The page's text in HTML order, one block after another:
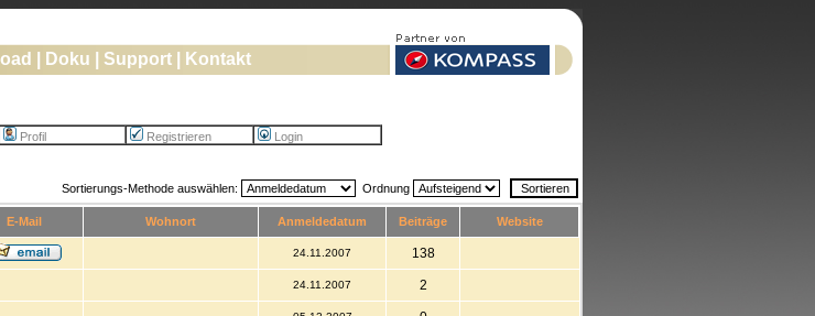
Doku Support Kontakt
Profil Registrieren Login
Sortierungs-Methode auswählen: Ordnung
E-Mail Wohnort Anmeldedatum Beiträge Website
24.11.2007 138
24.11.2007 2